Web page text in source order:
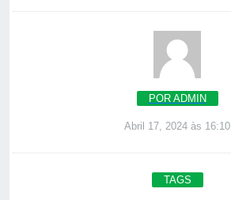
POR ADMIN
Abril 17, 2024 às 16:10
TAGS